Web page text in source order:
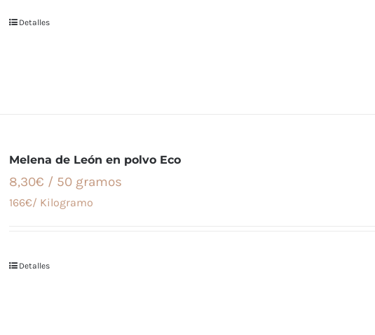
Detalles
Melena de León en polvo Eco
8,30€ / 50 gramos
166€/ Kilogramo
Detalles